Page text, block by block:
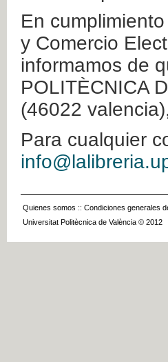
En
y Comercio
informamos de
POLITÈCNICA
(46022
Para cualquier
Quienes somos :: Condiciones generales
Universitat Politècnica de València © 2012